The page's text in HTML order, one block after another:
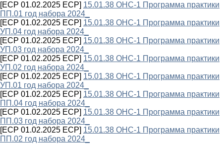
[ECP 01.02.2025 ECP] 15.01.38 ОНС-1 Программа практики
ПП.01 год набора 2024_
[ECP 01.02.2025 ECP] 15.01.38 ОНС-1 Программа практики
УП.04 год набора 2024_
[ECP 01.02.2025 ECP] 15.01.38 ОНС-1 Программа практики
УП.03 год набора 2024_
[ECP 01.02.2025 ECP] 15.01.38 ОНС-1 Программа практики
УП.02 год набора 2024_
[ECP 01.02.2025 ECP] 15.01.38 ОНС-1 Программа практики
УП.01 год набора 2024_
[ECP 01.02.2025 ECP] 15.01.38 ОНС-1 Программа практики
ПП.04 год набора 2024_
[ECP 01.02.2025 ECP] 15.01.38 ОНС-1 Программа практики
ПП.03 год набора 2024_
[ECP 01.02.2025 ECP] 15.01.38 ОНС-1 Программа практики
ПП.02 год набора 2024_